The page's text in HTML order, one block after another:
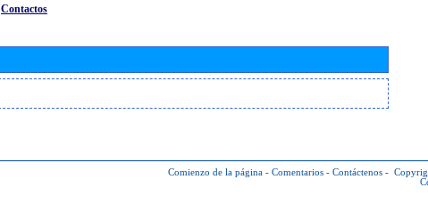
Contactos
Comienzo de la página - Comentarios - Contáctenos -